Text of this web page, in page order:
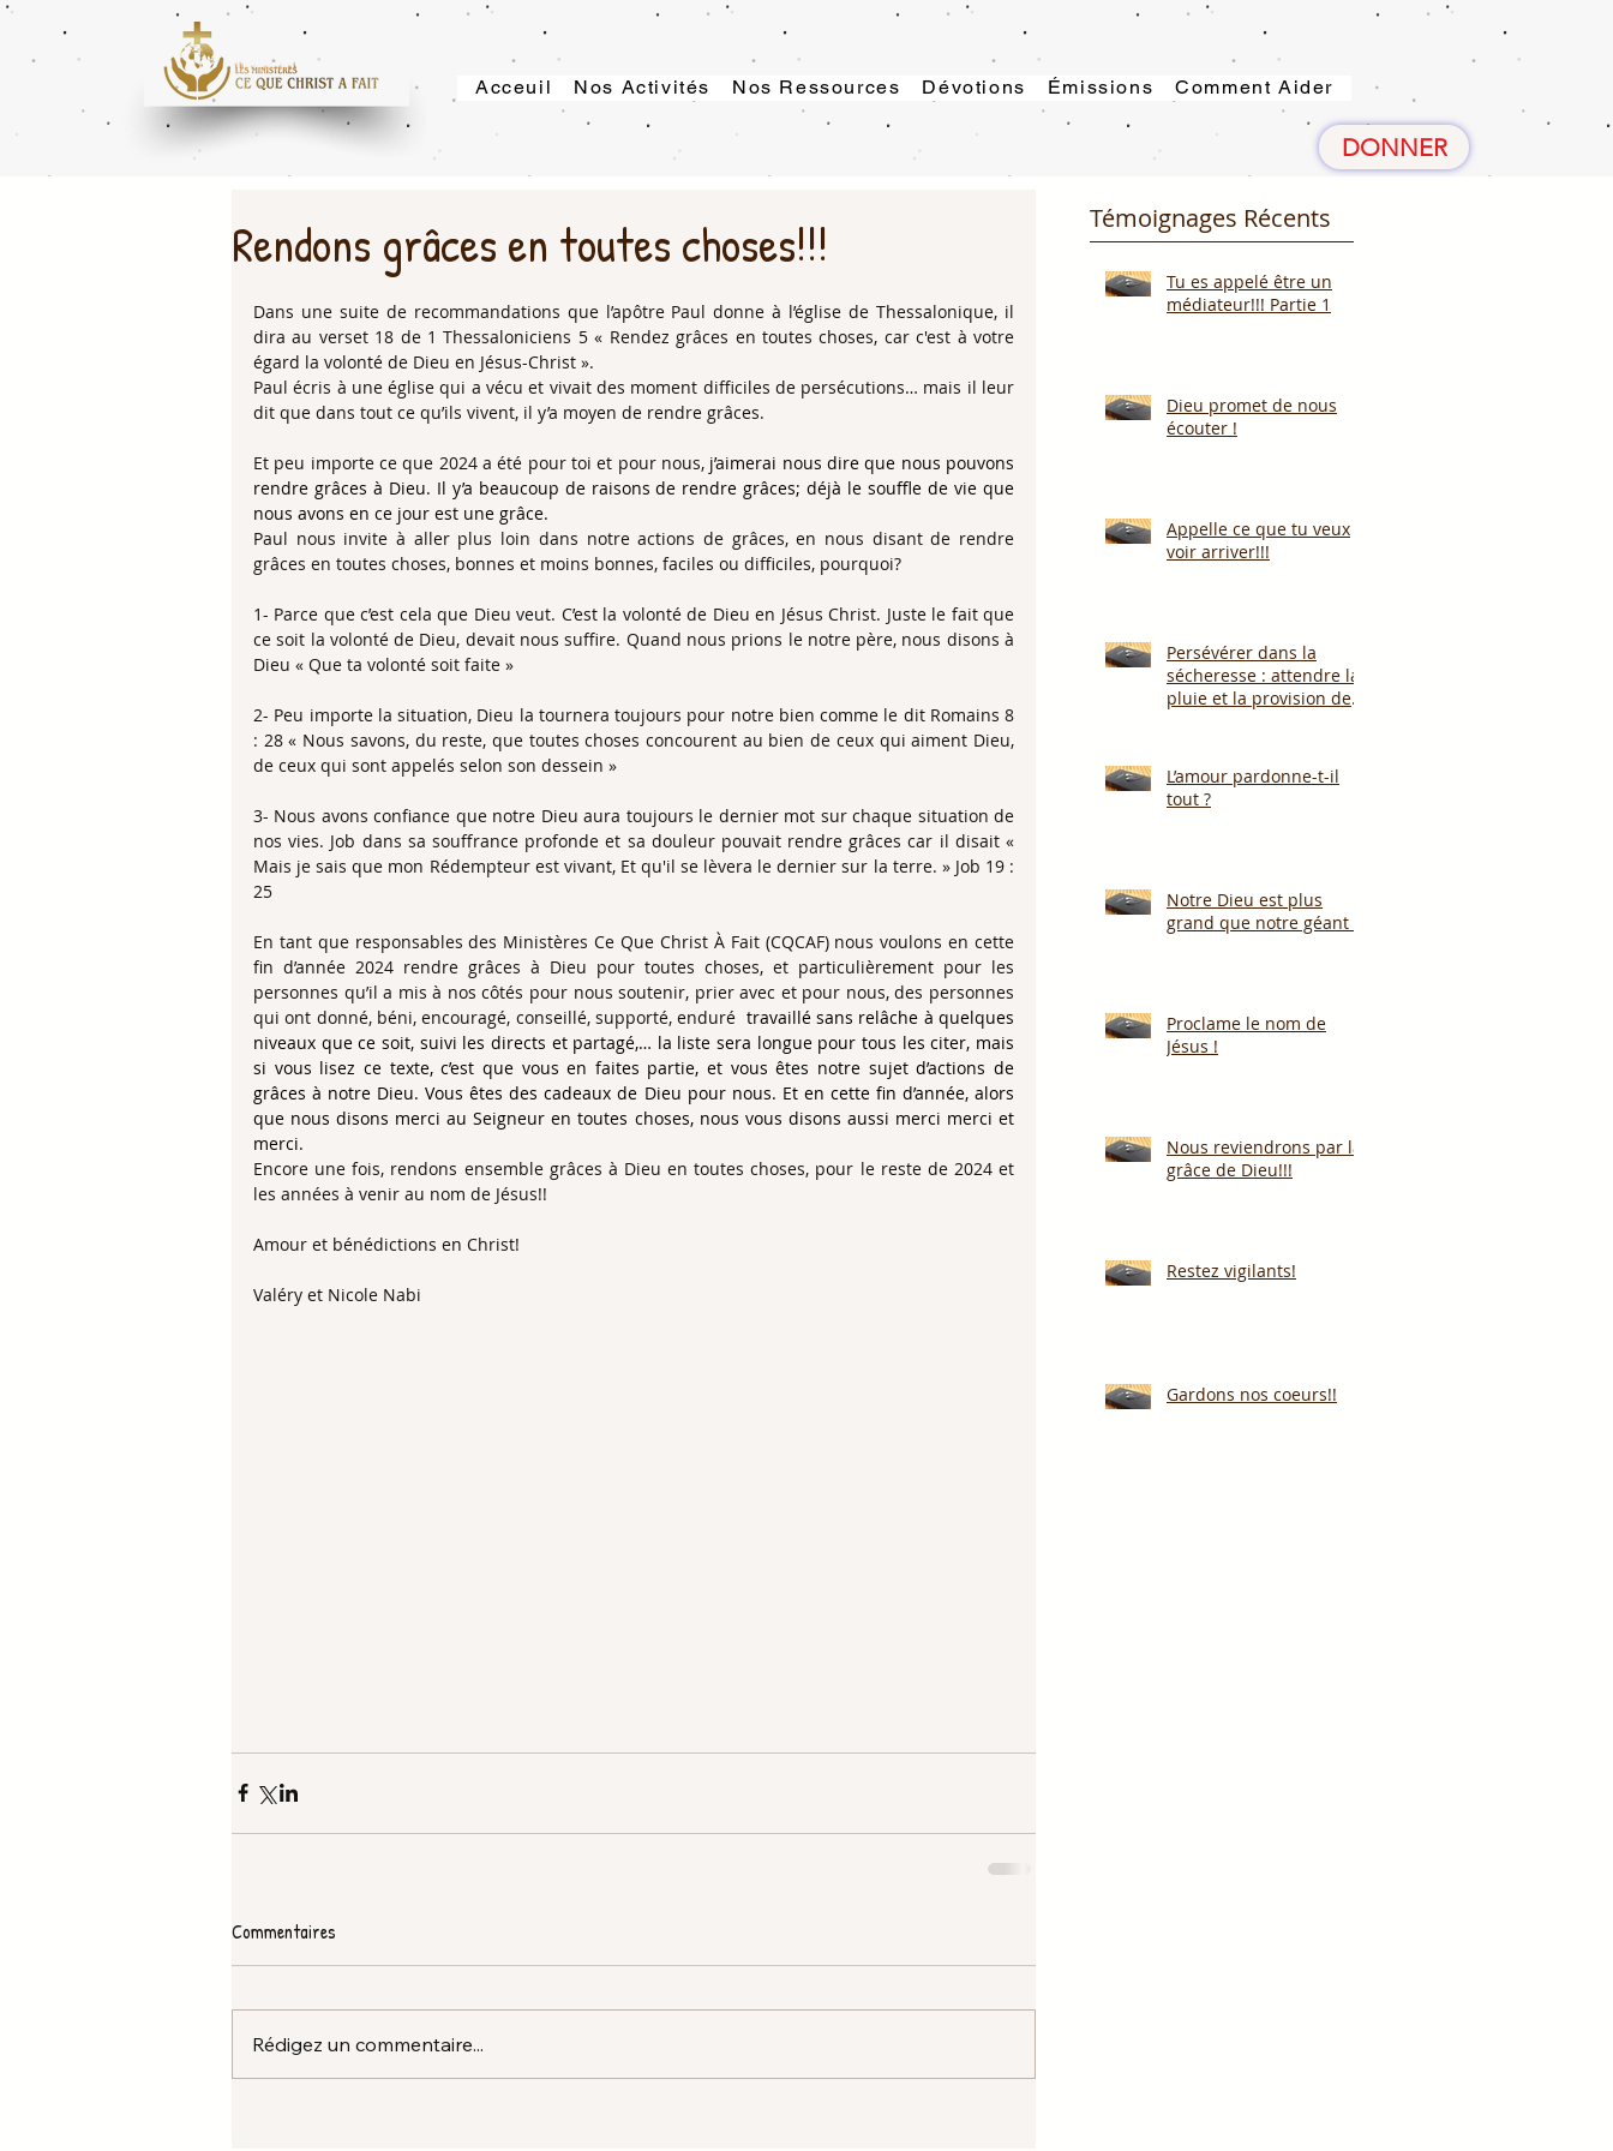
Acceuil Nos Activités Nos Ressources Dévotions Émissions Comment Aider
DONNER
Rendons grâces en toutes choses!!!
Dans une suite de recommandations que l’apôtre Paul donne à l’église de Thessalonique, il
dira au verset 18 de 1 Thessaloniciens 5 « Rendez grâces en toutes choses, car c'est à votre
égard la volonté de Dieu en Jésus-Christ ».
Paul écris à une église qui a vécu et vivait des moment difficiles de persécutions… mais il leur
dit que dans tout ce qu’ils vivent, il y’a moyen de rendre grâces.
Et peu importe ce que 2024 a été pour toi et pour nous, j’aimerai nous dire que nous pouvons
rendre grâces à Dieu. Il y’a beaucoup de raisons de rendre grâces; déjà le souffle de vie que
nous avons en ce jour est une grâce.
Paul nous invite à aller plus loin dans notre actions de grâces, en nous disant de rendre
grâces en toutes choses, bonnes et moins bonnes, faciles ou difficiles, pourquoi?
1- Parce que c’est cela que Dieu veut. C’est la volonté de Dieu en Jésus Christ. Juste le fait que
ce soit la volonté de Dieu, devait nous suffire. Quand nous prions le notre père, nous disons à
Dieu « Que ta volonté soit faite »
2- Peu importe la situation, Dieu la tournera toujours pour notre bien comme le dit Romains 8
: 28 « Nous savons, du reste, que toutes choses concourent au bien de ceux qui aiment Dieu,
de ceux qui sont appelés selon son dessein »
3- Nous avons confiance que notre Dieu aura toujours le dernier mot sur chaque situation de
nos vies. Job dans sa souffrance profonde et sa douleur pouvait rendre grâces car il disait «
Mais je sais que mon Rédempteur est vivant, Et qu'il se lèvera le dernier sur la terre. » Job 19 :
25
En tant que responsables des Ministères Ce Que Christ À Fait (CQCAF) nous voulons en cette
fin d’année 2024 rendre grâces à Dieu pour toutes choses, et particulièrement pour les
personnes qu’il a mis à nos côtés pour nous soutenir, prier avec et pour nous, des personnes
qui ont donné, béni, encouragé, conseillé, supporté, enduré travaillé sans relâche à quelques
niveaux que ce soit, suivi les directs et partagé,… la liste sera longue pour tous les citer, mais
si vous lisez ce texte, c’est que vous en faites partie, et vous êtes notre sujet d’actions de
grâces à notre Dieu. Vous êtes des cadeaux de Dieu pour nous. Et en cette fin d’année, alors
que nous disons merci au Seigneur en toutes choses, nous vous disons aussi merci merci et
merci.
Encore une fois, rendons ensemble grâces à Dieu en toutes choses, pour le reste de 2024 et
les années à venir au nom de Jésus!!
Amour et bénédictions en Christ!
Valéry et Nicole Nabi
Commentaires
Rédigez un commentaire...
Témoignages Récents
Tu es appelé être un
médiateur!!! Partie 1
Dieu promet de nous
écouter !
Appelle ce que tu veux
voir arriver!!!
Persévérer dans la
sécheresse : attendre la
pluie et la provision de
L’amour pardonne-t-il
tout ?
Notre Dieu est plus
grand que notre géant !
Proclame le nom de
Jésus !
Nous reviendrons par la
grâce de Dieu!!!
Restez vigilants!
Gardons nos coeurs!!